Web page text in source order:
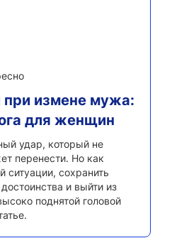
при измене мужа:
для женщин
удар, который не
перенести. Но как
ситуации, сохранить
и выйти из
поднятой головой